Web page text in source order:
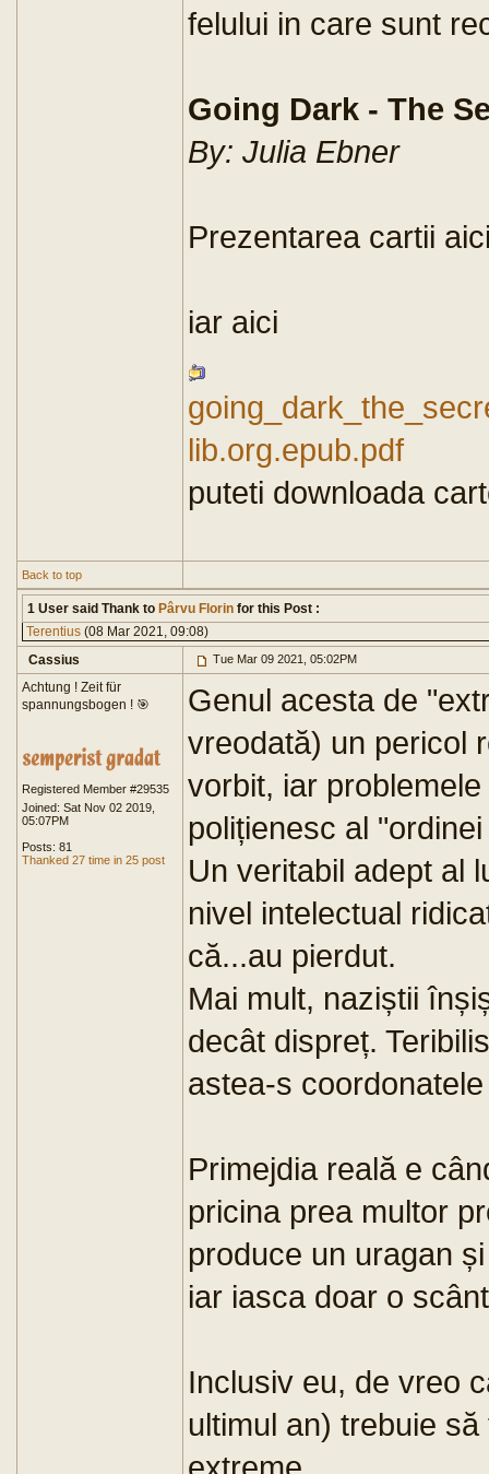
felului in care sunt
Going Dark - The
By: Julia Ebner
Prezentarea cartii
iar aici
lib.org.epub.pdf
puteti downloada
Back to top
1 User said Thank to Pârvu Florin for this Post :
Terentius (08 Mar 2021, 09:08)
Cassius
Tue Mar 09 2021, 05:02PM
Achtung ! Zeit für
spannungsbogen ! 🎯
Registered Member #29535
Joined: Sat Nov 02 2019,
05:07PM
Posts: 81
Thanked 27 time in 25 post
Genul acesta de
vreodată) un pericol
vorbit, iar
polițienesc al
Un veritabil adept al
nivel intelectual
că...au pierdut.
Mai mult, naziștii
decât dispreț.
astea-s
Primejdia reală e
pricina prea multor
produce un uragan
iar iasca doar o
Inclusiv eu, de vreo
ultimul an) trebuie